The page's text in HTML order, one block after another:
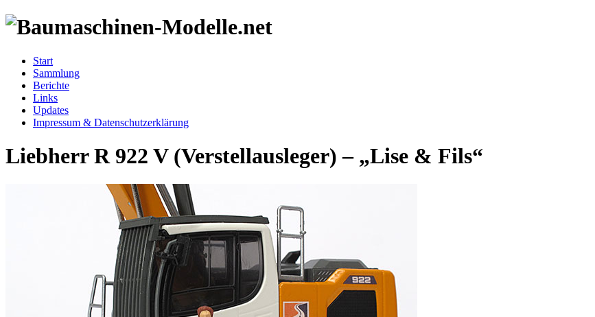
Start
Sammlung
Berichte
Links
Updates
Impressum & Datenschutzerklärung
Liebherr R 922 V (Verstellausleger) – „Lise & Fils“